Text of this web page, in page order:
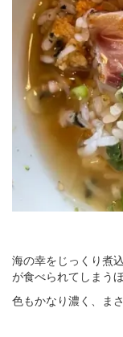
海の幸をじっくり煮
が食べられてしまう
色もかなり濃く、ま